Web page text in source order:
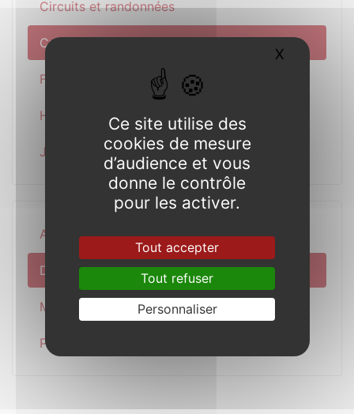
Circuits et randonnées
Culture et patrimoine
Films et documentaires
Hébergements et camping
Jeu patrimonial
Actualité
Découverte
Municipalité
Pratique
Ce site utilise des
cookies de mesure
d’audience et vous
donne le contrôle
pour les activer.
Tout accepter
Tout refuser
Personnaliser
X Masquer